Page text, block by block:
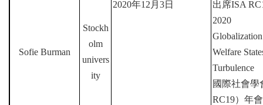
Sofie Burman
Stockh
olm
univers
ity
2020年12 月 3日 出席ISA
2020
Welfare
Turbulence
國際社會學
RC19）年會